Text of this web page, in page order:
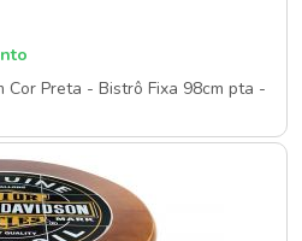
Cor Preta - Bistrô Fixa 98cm pta -